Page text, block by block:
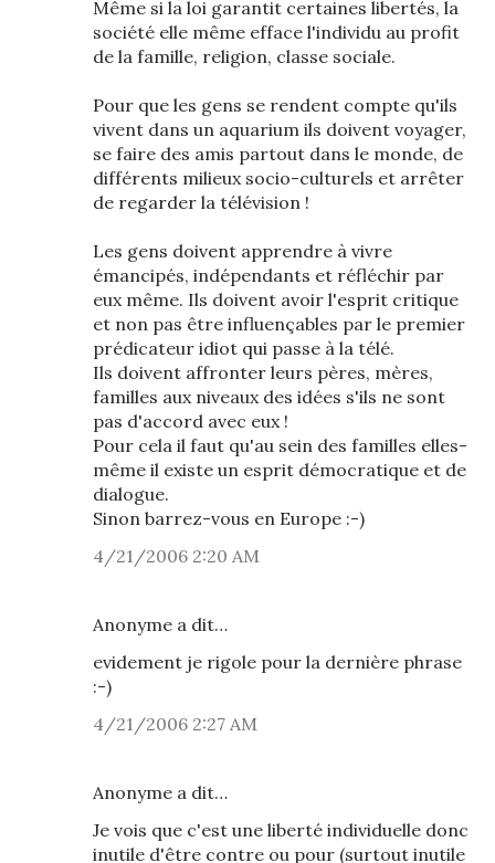
Même si la loi garantit certaines libertés, la
société elle même efface l'individu au profit
de la famille, religion, classe sociale.
Pour que les gens se rendent compte qu'ils
vivent dans un aquarium ils doivent voyager,
se faire des amis partout dans le monde, de
différents milieux socio-culturels et arrêter
de regarder la télévision !
Les gens doivent apprendre à vivre
émancipés, indépendants et réfléchir par
eux même. Ils doivent avoir l'esprit critique
et non pas être influençables par le premier
prédicateur idiot qui passe à la télé.
Ils doivent affronter leurs pères, mères,
familles aux niveaux des idées s'ils ne sont
pas d'accord avec eux !
Pour cela il faut qu'au sein des familles elles-
même il existe un esprit démocratique et de
dialogue.
Sinon barrez-vous en Europe :-)
4/21/2006 2:20 AM
Anonyme a dit…
evidement je rigole pour la dernière phrase
:-)
4/21/2006 2:27 AM
Anonyme a dit…
Je vois que c'est une liberté individuelle donc
inutile d'être contre ou pour (surtout inutile